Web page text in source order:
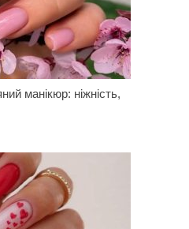
манікюр: ніжність,